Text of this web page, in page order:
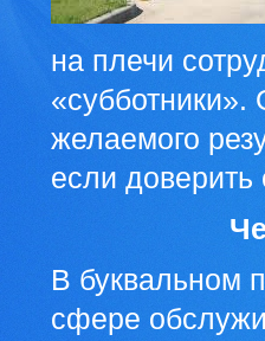
на плечи
«субботники».
желаемого
если доверить
В буквальном
сфере